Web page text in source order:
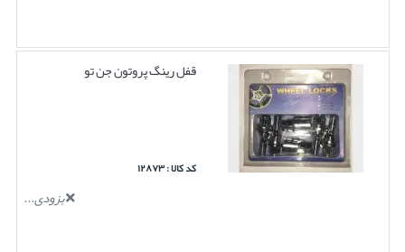
قفل رینگ پروتون جن تو
کد کالا : ۱۲۸۷۳
بزودی...